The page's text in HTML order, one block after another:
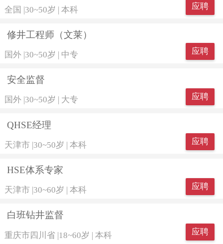
全国 |30~50岁 | 本科 应聘
修井工程师（文莱）
国外|30~50岁 | 中专 应聘
安全监督
国外| 30~50岁 大专 应聘
QHSE经理
天津市 |30~50岁 | 本科 应聘
HSE体系专家
天津市 30~60岁 本科 应聘
白班钻井监督
重庆市四川省|18~60岁 | 本科 应聘